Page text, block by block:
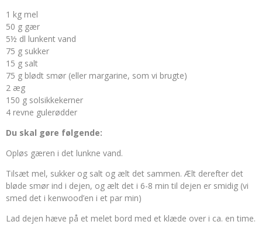
1 kg mel
50 g gær
5½ dl lunkent vand
75 g sukker
15 g salt
75 g blødt smør (eller margarine, som vi brugte)
2 æg
150 g solsikkekerner
4 revne gulerødder
Du skal gøre følgende:
Opløs gæren i det lunkne vand.
Tilsæt mel, sukker og salt og ælt det sammen. Ælt derefter det
bløde smør ind i dejen, og ælt det i 6-8 min til dejen er smidig (vi
smed det i kenwood’en i et par min)
Lad dejen hæve på et melet bord med et klæde over i ca. en time.